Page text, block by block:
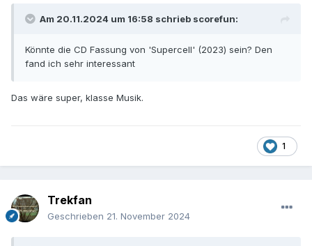
Am 20.11.2024 um 16:58 schrieb scorefun:
Könnte die CD Fassung von 'Supercell' (2023) sein? Den
fand ich sehr interessant
Das wäre super, klasse Musik.
1
Trekfan
Geschrieben 21. November 2024